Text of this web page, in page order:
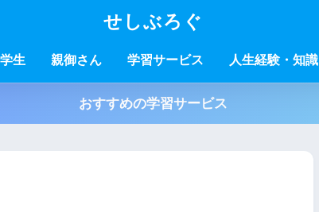
せしぶろぐ
生 親御さん 学習サービス 人生経験・知識
おすすめの学習サービス